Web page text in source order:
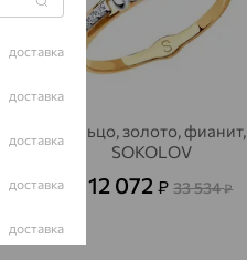
Кольцо, золото, фианит,
SOKOLOV
12 072₽ 33 534₽
64%
доставка
доставка
доставка
доставка
доставка